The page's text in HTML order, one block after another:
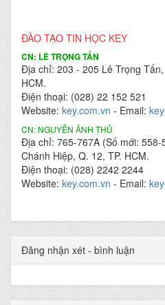
ĐÀO TẠO TIN HỌC KEY
CN: LÊ TRỌNG TẤN
Địa chỉ: 203 - 205 Lê Trọng Tấn,
HCM.
Điện thoại: (028) 22 152 521
Website: key.com.vn - Email:
CN: NGUYỄN ẢNH THỦ
Địa chỉ: 765-767A (Số mới: 558-
Chánh Hiệp, Q. 12, TP. HCM.
Điện thoại: (028) 2242 2244
Website: key.com.vn - Email:
Đăng nhận xét - bình luận